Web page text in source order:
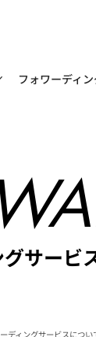
フォワーディ
サービ
ディングサービスにつ